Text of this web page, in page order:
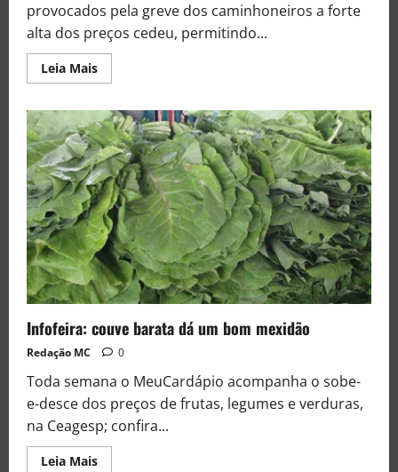
provocados pela greve dos caminhoneiros a forte
alta dos preços cedeu, permitindo...
Leia Mais
Infofeira: couve barata dá um bom mexidão
Redação MC 0
Toda semana o MeuCardápio acompanha o sobe-
e-desce dos preços de frutas, legumes e verduras,
na Ceagesp; confira...
Leia Mais